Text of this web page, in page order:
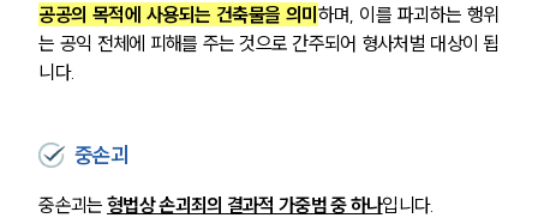
공공의 목적에 사용되는 건축물을 의미 하며, 이를 파괴하는 행위
는 공익 전체에 피해를 주는 것으로 간주되어 형사처벌 대상이 됩
니다.
중손괴
중손괴는 형법상 손괴죄의 결과적 가중범 중 하나입니다.